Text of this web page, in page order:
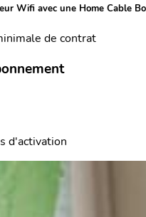
Wifi avec une Home Cable
de contrat
d'activation